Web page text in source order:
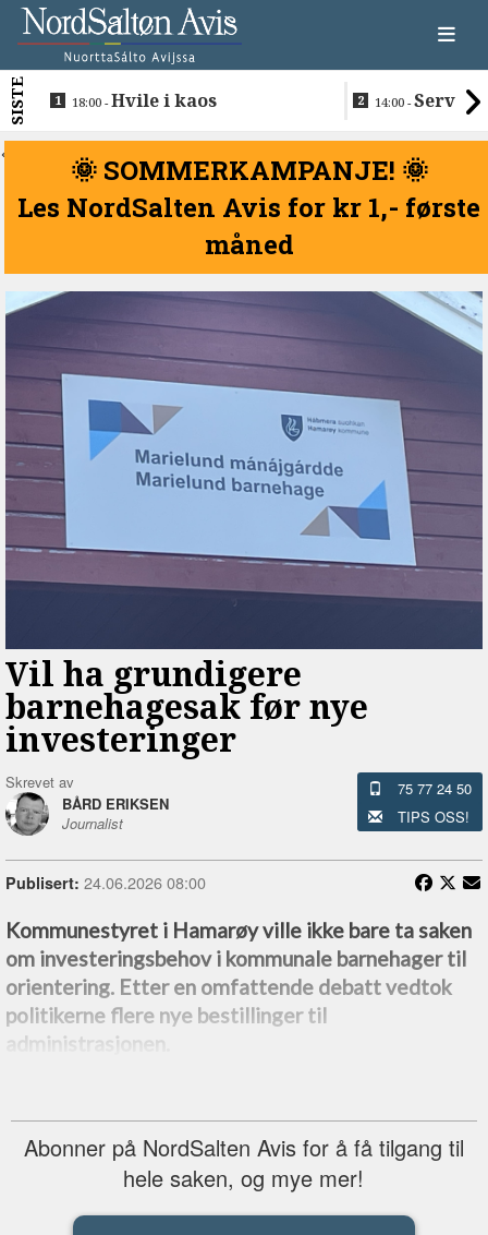
SISTE 18:00 -Hvile i kaos 14:00 -
beboerne
<
🌞 SOMMERKAMPANJE! 🌞
Les NordSalten Avis for kr 1,- første
måned
Vil ha grundigere
barnehagesak før nye
investeringer
Skrevet av
BÅRD ERIKSEN
Journalist
75 77 24 50
TIPS OSS!
Publisert: 24.06.2026 08:00
Kommunestyret i Hamarøy ville ikke bare ta saken
om investeringsbehov i kommunale barnehager til
orientering. Etter en omfattende debatt vedtok
politikerne flere nye bestillinger til
administrasjonen.
Abonner på NordSalten Avis for å få tilgang til
hele saken, og mye mer!